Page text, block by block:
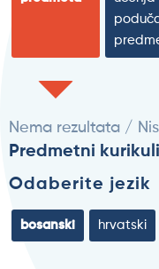
Nema rezultata /
Predmetni kurikuli
Odaberite jezik
bosanski hrvatski